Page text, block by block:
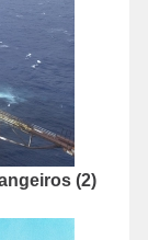
(2)